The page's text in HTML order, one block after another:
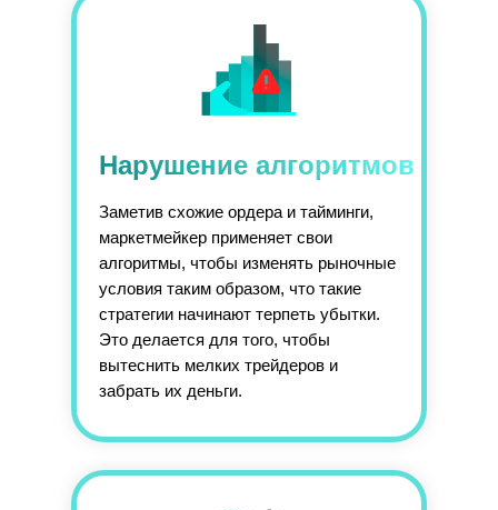
Нарушение алгоритмов
Заметив схожие ордера и тайминги,
маркетмейкер применяет свои
алгоритмы, чтобы изменять рыночные
условия таким образом, что такие
стратегии начинают терпеть убытки.
Это делается для того, чтобы
вытеснить мелких трейдеров и
забрать их деньги.